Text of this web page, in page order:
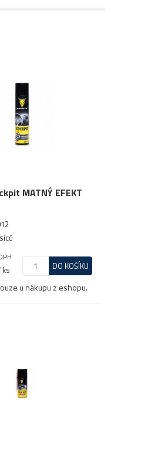
MATNÝ EFEKT
ks DO KOŠÍKU
u nákupu z eshopu.